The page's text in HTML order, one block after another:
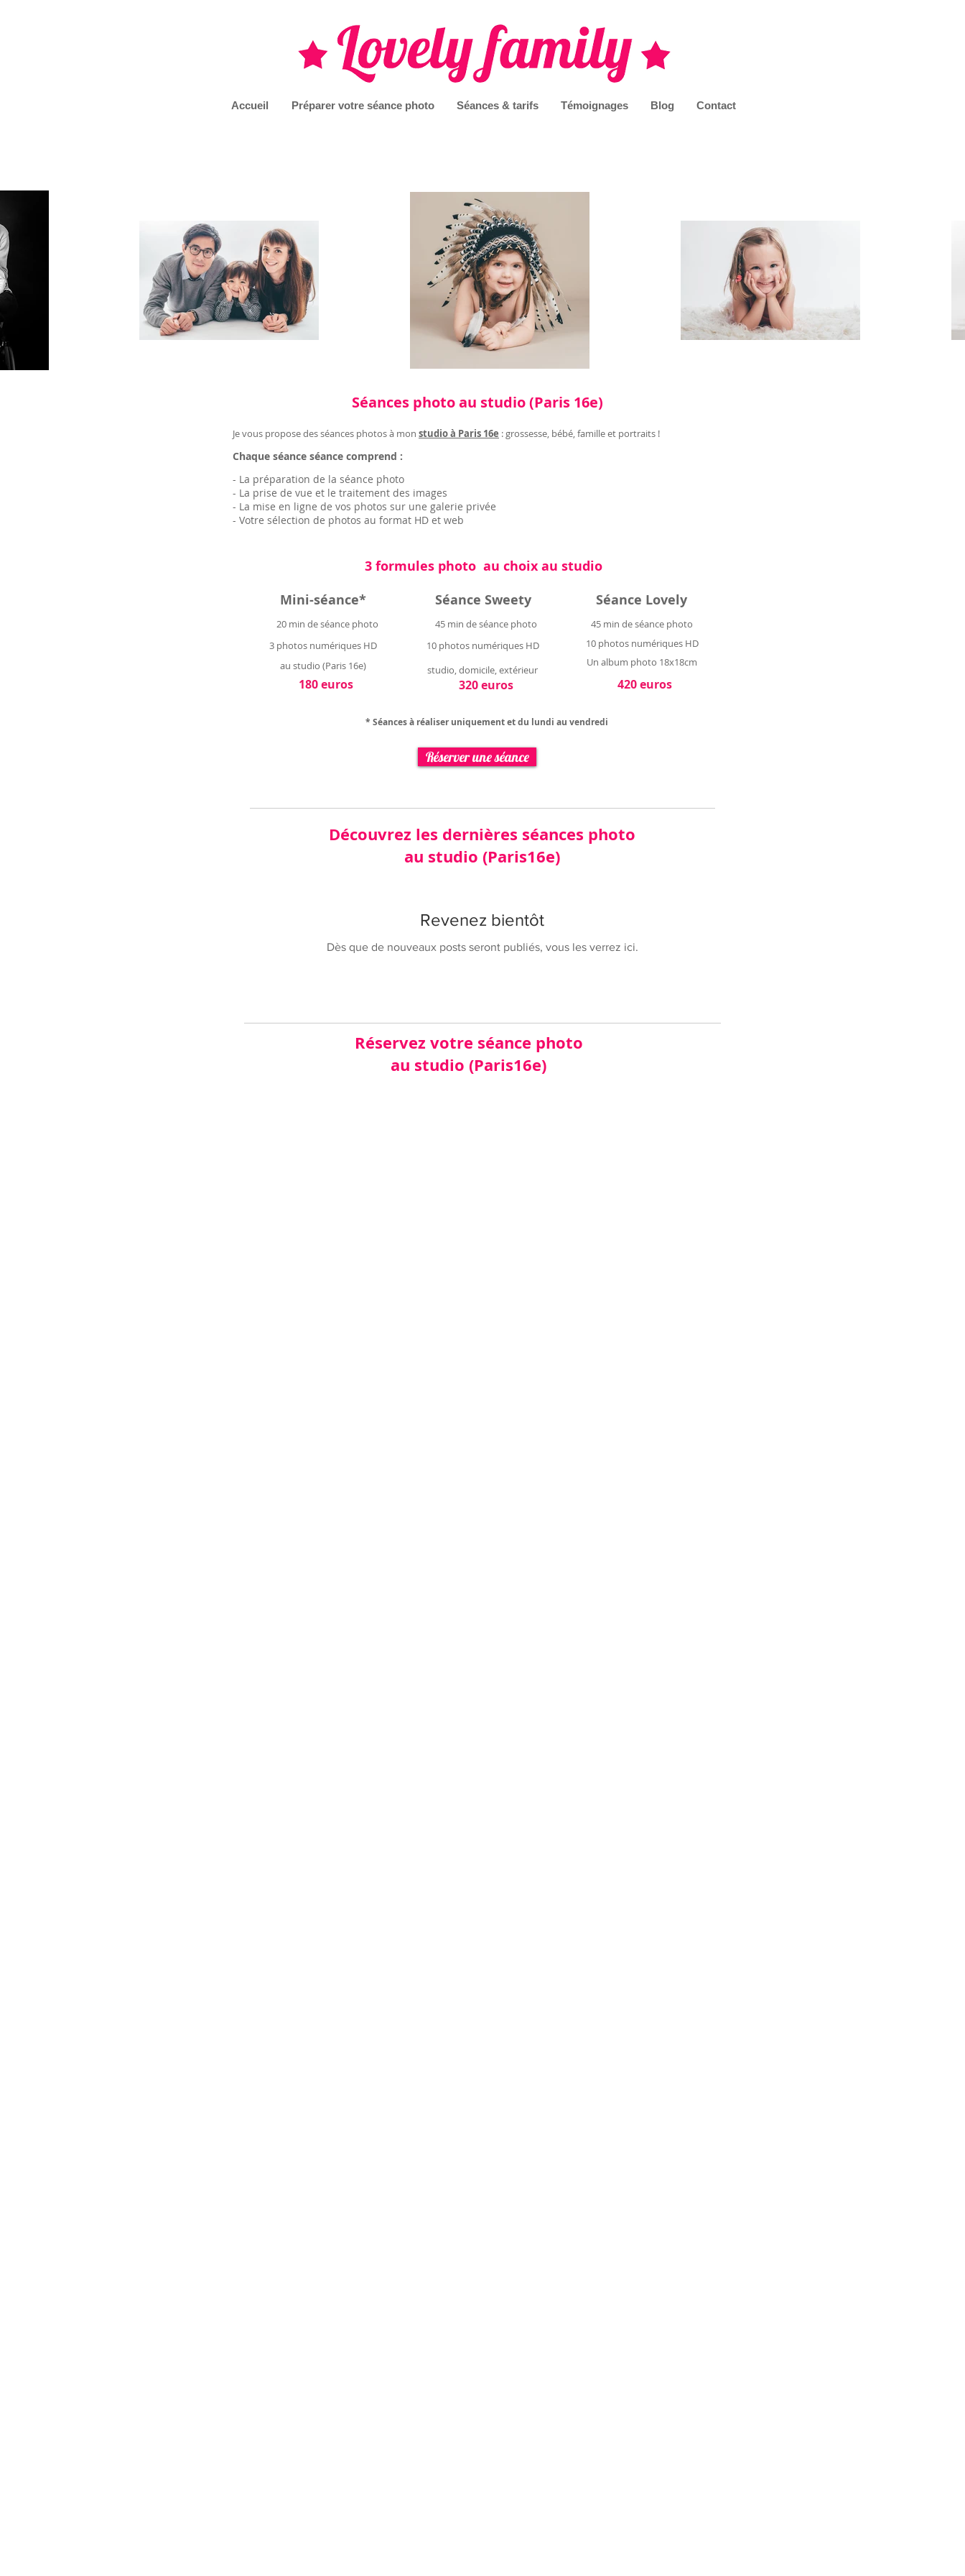
Accueil Préparer votre séance photo Séances & tarifs Témoignages Blog Contact
Séances photo au studio (Paris 16e)
Je vous propose des séances photos à mon studio à Paris 16e : grossesse, bébé, famille et portraits !
Chaque séance séance comprend :
- La préparation de la séance photo
- La prise de vue et le traitement des images
- La mise en ligne de vos photos sur une galerie privée
- Votre sélection de photos au format HD et web
3 formules photo au choix au studio
Mini-séance*
20 min de séance photo
3 photos numériques HD
au studio (Paris 16e)
180 euros
Séance Sweety
45 min de séance photo
10 photos numériques HD
studio, domicile, extérieur
320 euros
Séance Lovely
45 min de séance photo
10 photos numériques HD
Un album photo 18x18cm
420 euros
* Séances à réaliser uniquement et du lundi au vendredi
Réserver une séance
Découvrez les dernières séances photo
au studio (Paris16e)
Revenez bientôt
Dès que de nouveaux posts seront publiés, vous les verrez ici.
Réservez votre séance photo
au studio (Paris16e)